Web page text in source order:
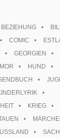
BEZIEHUNG
COMIC
GEORGIEN
HUND
KRIEG